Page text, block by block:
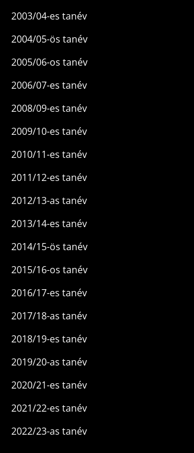
2003/04-es tanév
2004/05-ös tanév
2005/06-os tanév
2006/07-es tanév
2008/09-es tanév
2009/10-es tanév
2010/11-es tanév
2011/12-es tanév
2012/13-as tanév
2013/14-es tanév
2014/15-ös tanév
2015/16-os tanév
2016/17-es tanév
2017/18-as tanév
2018/19-es tanév
2019/20-as tanév
2020/21-es tanév
2021/22-es tanév
2022/23-as tanév